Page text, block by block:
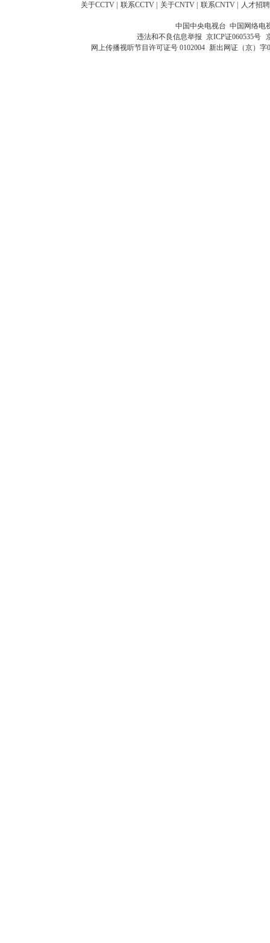
关于CCTV 联系CCTV 关于CNTV 联系CNTV 人才招聘
中国中央电视台 中国网络电
违法和不良信息举报 京ICP证060535号
网上传播视听节目许可证号 0102004 新出网证（京）